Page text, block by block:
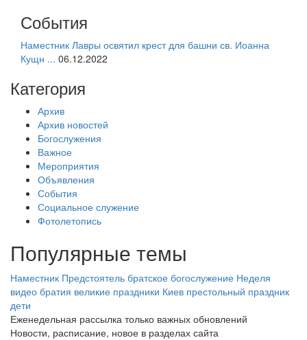
События
Наместник Лавры освятил крест для башни св. Иоанна
Кущн ... 06.12.2022
Категория
Архив
Архив новостей
Богослужения
Важное
Мероприятия
Объявления
События
Социальное служение
Фотолетопись
Популярные темы
Наместник Предстоятель братское богослужение Неделя
видео братия великие праздники Киев престольный праздник
дети
Еженедельная рассылка только важных обновлений
Новости, расписание, новое в разделах сайта